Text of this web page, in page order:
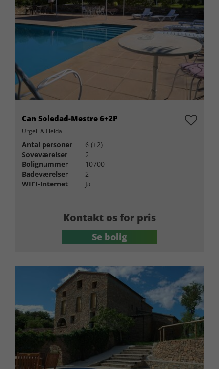
Can Soledad-Mestre 6+2P
Urgell & Lleida
Antal personer
6 (+2)
Soveværelser
2
Bolignummer
10700
Badeværelser
2
WIFI-Internet
Ja
Kontakt os for pris
Se bolig